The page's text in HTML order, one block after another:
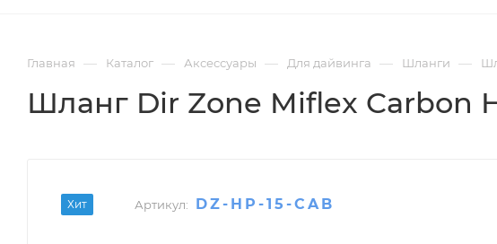
Главная — Каталог — Аксессуары — Для дайвинга — Шланги —
Шланг Dir Zone Miflex Carbon
Хит Артикул: DZ-HP-15-CAB